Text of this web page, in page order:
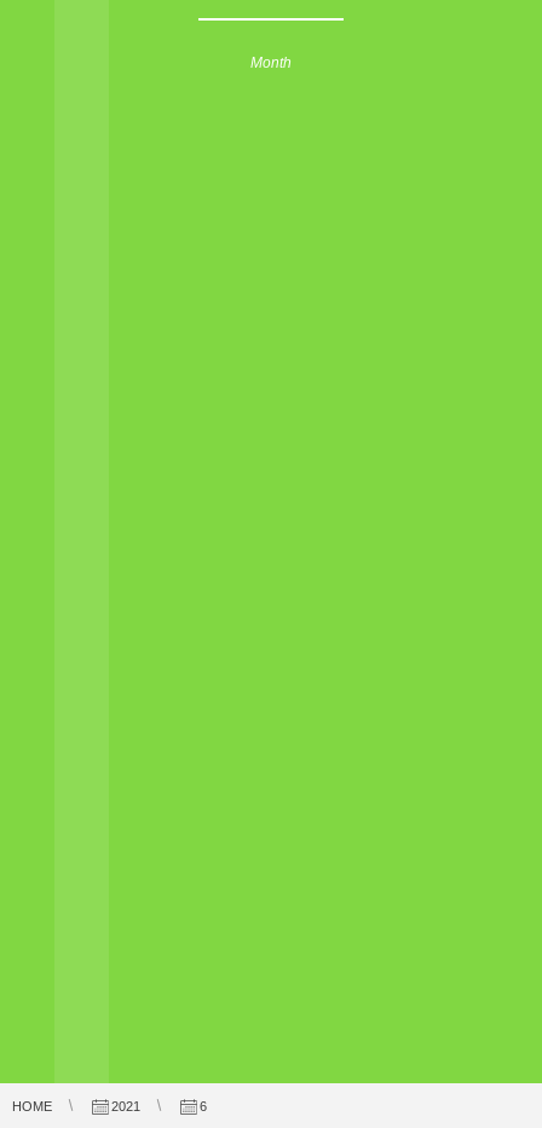
Month
HOME 2021 6